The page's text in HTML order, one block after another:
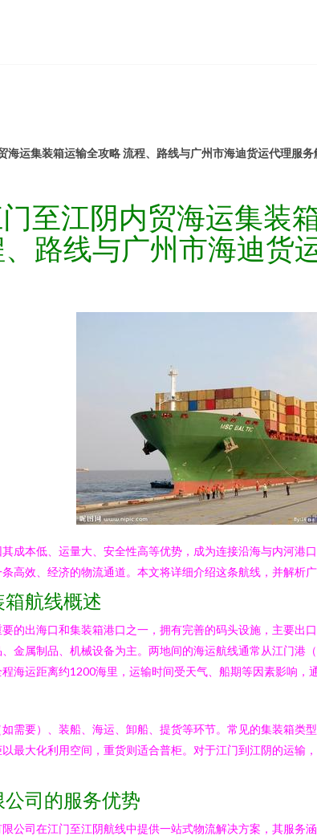
海运集装箱运输全攻略 流程、路线与广州市海迪货运代理服务
至江阴内贸海运集装
路线与广州市海迪货
成本低、运量大、安全性高等优势，成为连接沿海与内河
高效、经济的物流通道。本文将详细介绍这条航线，并解析
航线概述
的出海口和集装箱港口之一，拥有完善的码头设施，主要
金属制品、机械设备为主。两地间的海运航线通常从江门港
海运距离约1200海里，运输时间受天气、船期等因素影响，
需要）、装船、海运、卸船、提货等环节。常见的集装箱
最大化利用空间，重货则适合普柜。对于江门到江阴的运
司的服务优势
公司在江门至江阴航线中提供一站式物流解决方案，其服务涵